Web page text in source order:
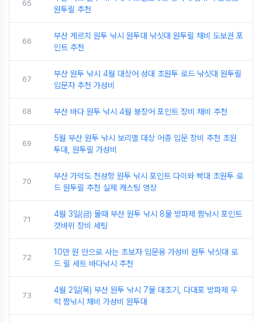
65
원투릴 추천
66
부산 게르치 원투 낚시 원투대 낚싯대 원투릴 채비 도보권 포
인트 추천
67
부산 원투 낚시 4월 대상어 성대 초원투 로드 낚싯대 원투릴
입문자 추천 가성비
68 부산 바다 원투 낚시 4월 붕장어 포인트 장비 채비 추천
69
5월 부산 원투 낚시 보리멸 대상 어종 입문 장비 추천 초원
투대, 원투릴 가성비
70
부산 가덕도 천성항 원투 낚시 포인트 다이와 빡대 초원투 로
드 원투릴 추천 실제 캐스팅 영상
71
4월 3일(금) 물때 부산 원투 낚시 8물 방파제 짬낚시 포인트
갯바위 장비 세팅
72
10만 원 안으로 사는 초보자 입문용 가성비 원투 낚싯대 로
드 릴 세트 바다낚시 추천
73
4월 2일(목) 부산 원투 낚시 7물 대조기, 다대포 방파제 우
럭 짬낚시 채비 가성비 원투대